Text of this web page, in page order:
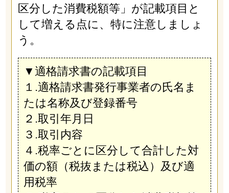
区分した消費税額等」が記載項目と
して増える点に、特に注意しましょ
う。
▼適格請求書の記載項目
１.適格請求書発行事業者の氏名ま
たは名称及び登録番号
２.取引年月日
３.取引内容
４.税率ごとに区分して合計した対
価の額（税抜または税込）及び適
用税率